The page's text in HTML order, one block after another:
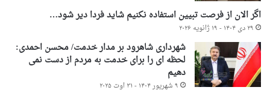
اگر الان از فرصت تبیین استفاده نکنیم شاید فردا دیر شود…
۲۹ دی ۱۴۰۴ - ۱۹ ژانویه ۲۰۲۶
شهرداری شاهرود بر مدار خدمت/ محسن احمدی:
لحظه ای را برای خدمت به مردم از دست نمی
دهیم
۹ شهریور ۱۴۰۴ - ۳۱ اوت ۲۰۲۵